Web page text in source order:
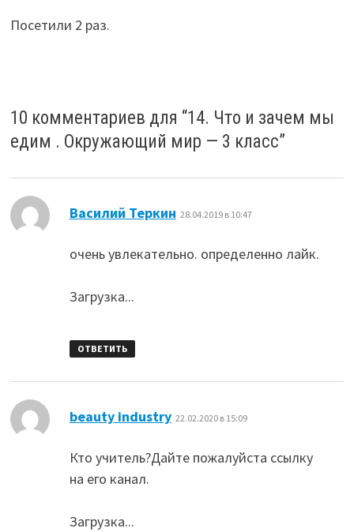
Посетили 2 раз.
10 комментариев для “14. Что и зачем мы
едим . Окружающий мир — 3 класс”
Василий Теркин 28.04.2019 в 10:47
очень увлекательно. определенно лайк.
Загрузка...
ОТВЕТИТЬ
beauty industry: 22.02.2020 в 15:09
Кто учитель?Дайте пожалуйста ссылку
на его канал.
Загрузка...